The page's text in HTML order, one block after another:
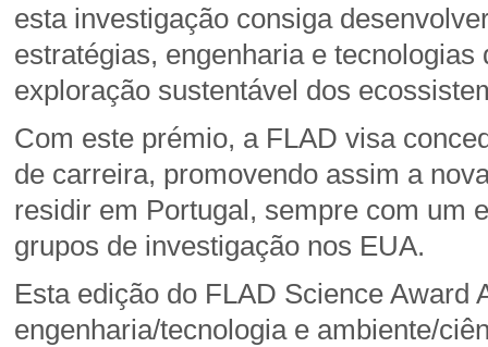
esta investigação consiga
estratégias, engenharia e
exploração sustentável dos
Com este prémio, a FLAD visa
de carreira, promovendo assim a
residir em Portugal, sempre com um
grupos de investigação nos EUA.
Esta edição do FLAD Science Award
engenharia/tecnologia e ambiente/